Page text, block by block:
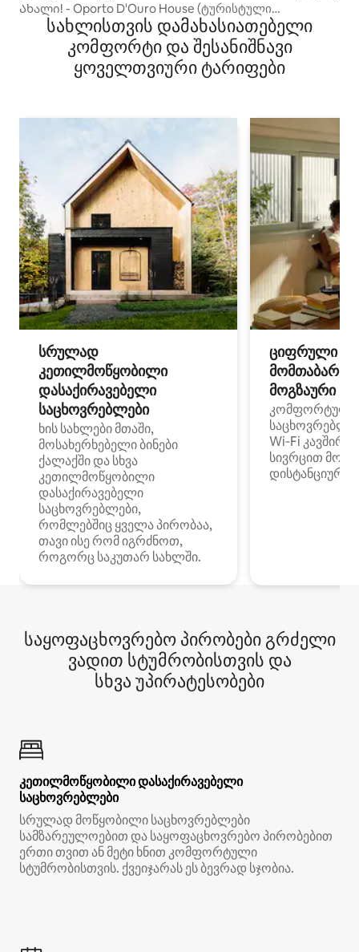
Ახალი! - Oporto D'Ouro House (ტურისტული
გადასახადი უფასოა)
სახლისთვის დამახასიათებელი
კომფორტი და შესანიშნავი
ყოველთვიური ტარიფები
სრულად
კეთილმოწყობილი
დასაქირავებელი
საცხოვრებლები
ხის სახლები მთაში,
მოსახერხებელი ბინები
ქალაქში და სხვა
კეთილმოწყობილი
დასაქირავებელი
საცხოვრებლები,
რომლებშიც ყველა პირობაა,
თავი ისე რომ იგრძნოთ,
როგორც საკუთარ სახლში.
ციფრული
მოგზაური
კომფორტული
Wi‑Fi
სივრცით
დისტანციური
საყოფაცხოვრებო პირობები გრძელი
ვადით სტუმრობისთვის და
სხვა უპირატესობები
კეთილმოწყობილი დასაქირავებელი
საცხოვრებლები
სრულად მოწყობილი საცხოვრებლები
სამზარეულოებით და საყოფაცხოვრებო პირობებით
ერთი თვით ან მეტი ხნით კომფორტული
სტუმრობისთვის. ქვეიჯარას ეს ბევრად სჯობია.